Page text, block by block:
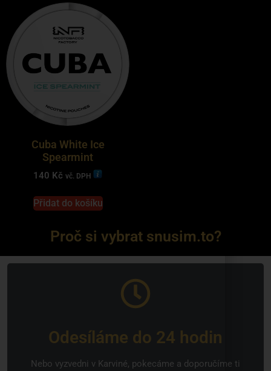
Cuba White Ice
Spearmint
140 Kč vč. DPH
Přidat do košíku
Proč si vybrat snusim.to?
Odesíláme do 24 hodin
Nebo vyzvedni v Karviné, pokecáme a doporučíme ti